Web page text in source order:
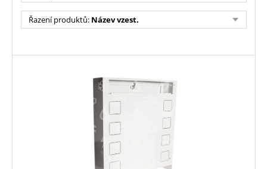
Řazení produktů: Název vzest.